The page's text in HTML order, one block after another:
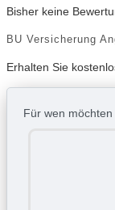
Bisher keine
BU Versicherung
Erhalten Sie
Für wen